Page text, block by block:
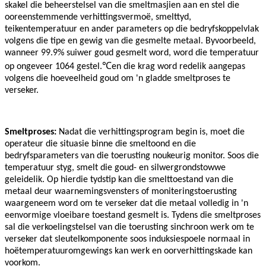
skakel die beheerstelsel van die smeltmasjien aan en stel die
ooreenstemmende verhittingsvermoë, smelttyd,
teikentemperatuur en ander parameters op die bedryfskoppelvlak
volgens die tipe en gewig van die gesmelte metaal. Byvoorbeeld,
wanneer 99.9% suiwer goud gesmelt word, word die temperatuur
op ongeveer 1064 gestel.℃en die krag word redelik aangepas
volgens die hoeveelheid goud om 'n gladde smeltproses te
verseker.
Smeltproses: Nadat die verhittingsprogram begin is, moet die
operateur die situasie binne die smeltoond en die
bedryfsparameters van die toerusting noukeurig monitor. Soos die
temperatuur styg, smelt die goud- en silwergrondstowwe
geleidelik. Op hierdie tydstip kan die smelttoestand van die
metaal deur waarnemingsvensters of moniteringstoerusting
waargeneem word om te verseker dat die metaal volledig in 'n
eenvormige vloeibare toestand gesmelt is. Tydens die smeltproses
sal die verkoelingstelsel van die toerusting sinchroon werk om te
verseker dat sleutelkomponente soos induksiespoele normaal in
hoëtemperatuuromgewings kan werk en oorverhittingskade kan
voorkom.